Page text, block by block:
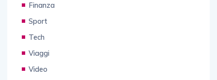
Finanza
Sport
Tech
Viaggi
Video